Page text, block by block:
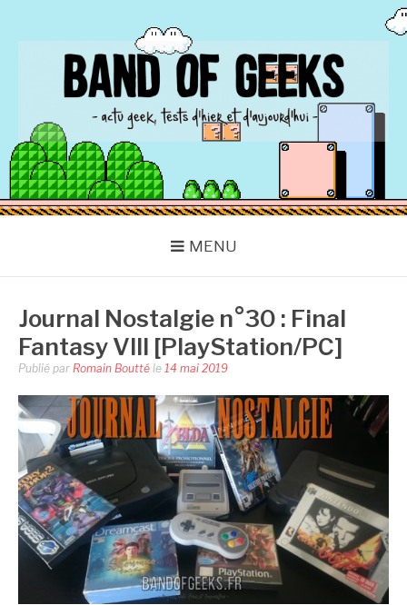
BAND OF GEEKS
Actu Geek d'hier et d'aujourd'hui
MENU
Journal Nostalgie n°30 : Final
Fantasy VIII [PlayStation/PC]
Publié par Romain Boutté le 14 mai 2019